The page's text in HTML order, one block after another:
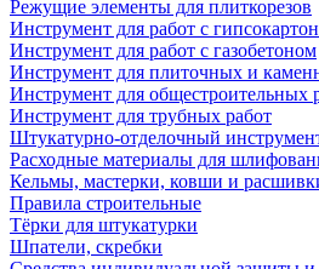
Режущие элементы для плиткорезов
Инструмент для работ с
Инструмент для работ с газобетоном
Инструмент для плиточных и
Инструмент для общестроительных
Инструмент для трубных работ
Штукатурно-отделочный
Расходные материалы для
Кельмы, мастерки, ковши и
Правила строительные
Тёрки для штукатурки
Шпатели, скребки